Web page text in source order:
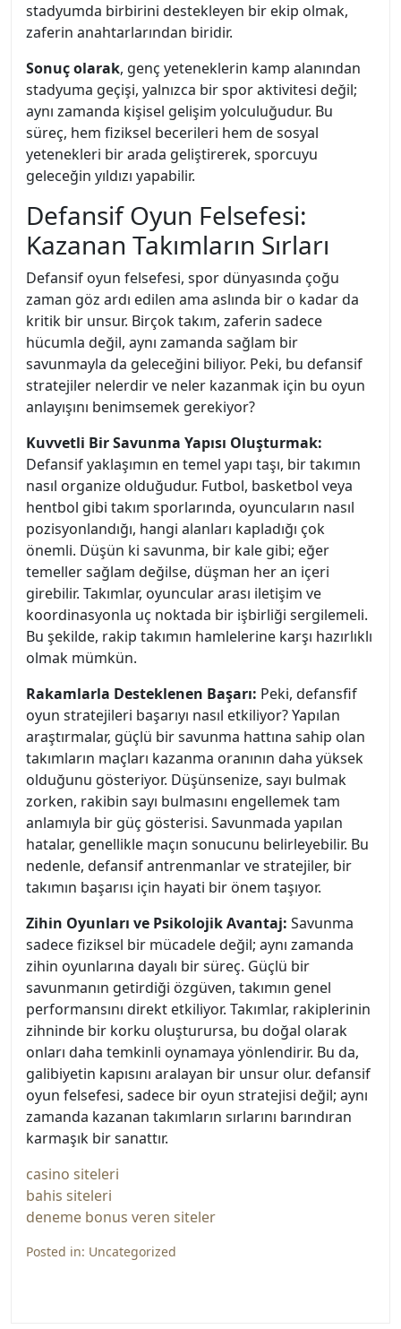
stadyumda birbirini destekleyen bir ekip olmak,
zaferin anahtarlarından biridir.
Sonuç olarak, genç yeteneklerin kamp alanından
stadyuma geçişi, yalnızca bir spor aktivitesi değil;
aynı zamanda kişisel gelişim yolculuğudur. Bu
süreç, hem fiziksel becerileri hem de sosyal
yetenekleri bir arada geliştirerek, sporcuyu
geleceğin yıldızı yapabilir.
Defansif Oyun Felsefesi:
Kazanan Takımların Sırları
Defansif oyun felsefesi, spor dünyasında çoğu
zaman göz ardı edilen ama aslında bir o kadar da
kritik bir unsur. Birçok takım, zaferin sadece
hücumla değil, aynı zamanda sağlam bir
savunmayla da geleceğini biliyor. Peki, bu defansif
stratejiler nelerdir ve neler kazanmak için bu oyun
anlayışını benimsemek gerekiyor?
Kuvvetli Bir Savunma Yapısı Oluşturmak:
Defansif yaklaşımın en temel yapı taşı, bir takımın
nasıl organize olduğudur. Futbol, basketbol veya
hentbol gibi takım sporlarında, oyuncuların nasıl
pozisyonlandığı, hangi alanları kapladığı çok
önemli. Düşün ki savunma, bir kale gibi; eğer
temeller sağlam değilse, düşman her an içeri
girebilir. Takımlar, oyuncular arası iletişim ve
koordinasyonla uç noktada bir işbirliği sergilemeli.
Bu şekilde, rakip takımın hamlelerine karşı hazırlıklı
olmak mümkün.
Rakamlarla Desteklenen Başarı: Peki, defansfif
oyun stratejileri başarıyı nasıl etkiliyor? Yapılan
araştırmalar, güçlü bir savunma hattına sahip olan
takımların maçları kazanma oranının daha yüksek
olduğunu gösteriyor. Düşünsenize, sayı bulmak
zorken, rakibin sayı bulmasını engellemek tam
anlamıyla bir güç gösterisi. Savunmada yapılan
hatalar, genellikle maçın sonucunu belirleyebilir. Bu
nedenle, defansif antrenmanlar ve stratejiler, bir
takımın başarısı için hayati bir önem taşıyor.
Zihin Oyunları ve Psikolojik Avantaj: Savunma
sadece fiziksel bir mücadele değil; aynı zamanda
zihin oyunlarına dayalı bir süreç. Güçlü bir
savunmanın getirdiği özgüven, takımın genel
performansını direkt etkiliyor. Takımlar, rakiplerinin
zihninde bir korku oluşturursa, bu doğal olarak
onları daha temkinli oynamaya yönlendirir. Bu da,
galibiyetin kapısını aralayan bir unsur olur. defansif
oyun felsefesi, sadece bir oyun stratejisi değil; aynı
zamanda kazanan takımların sırlarını barındıran
karmaşık bir sanattır.
casino siteleri
bahis siteleri
deneme bonus veren siteler
Posted in: Uncategorized